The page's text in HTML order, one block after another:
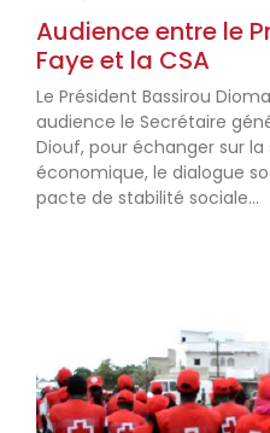
Audience entre le
Faye et la CSA
Le Président Bassirou
audience le Secrétaire
Diouf, pour échanger sur
économique, le dialogue
pacte de stabilité sociale...